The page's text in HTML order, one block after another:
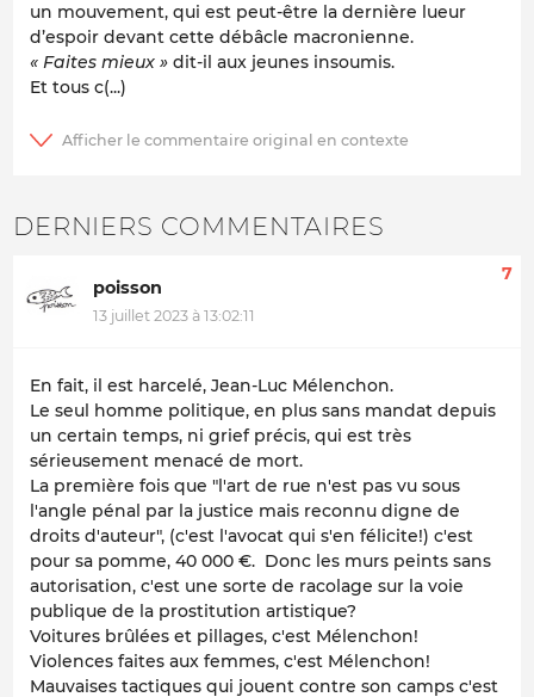
un mouvement, qui est peut-être la dernière lueur
d’espoir devant cette débâcle macronienne.
« Faites mieux » dit-il aux jeunes insoumis.
Et tous c(...)
DERNIERS COMMENTAIRES
poisson
13 juillet 2023 à 13:02:11
7
En fait, il est harcelé, Jean-Luc Mélenchon.
Le seul homme politique, en plus sans mandat depuis
un certain temps, ni grief précis, qui est très
sérieusement menacé de mort.
La première fois que "l'art de rue n'est pas vu sous
l'angle pénal par la justice mais reconnu digne de
droits d'auteur", (c'est l'avocat qui s'en félicite!) c'est
pour sa pomme, 40 000 €. Donc les murs peints sans
autorisation, c'est une sorte de racolage sur la voie
publique de la prostitution artistique?
Voitures brûlées et pillages, c'est Mélenchon!
Violences faites aux femmes, c'est Mélenchon!
Mauvaises tactiques qui jouent contre son camps c'est